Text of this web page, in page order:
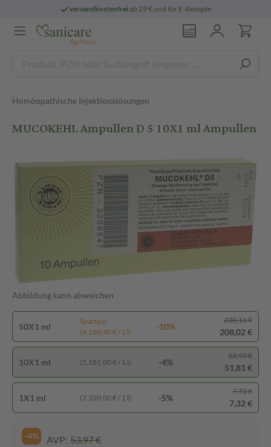
versandkostenfreiab 29 € und für E-Rezepte
Homöopathische Injektionslösungen
MUCOKEHL Ampullen D 5 10X1 ml Ampullen
Abbildung kann abweichen
50X1 ml
Spartipp
(4.160,40 € / 1 l)
-10%
230,16 €
208,02 €
10X1 ml (5.181,00 € / 1 l) -4%
53,97 €
51,81 €
1X1 ml (7.320,00 € / 1 l) -5%
7,72 €
7,32 €
-4% AVP: 53,97 €